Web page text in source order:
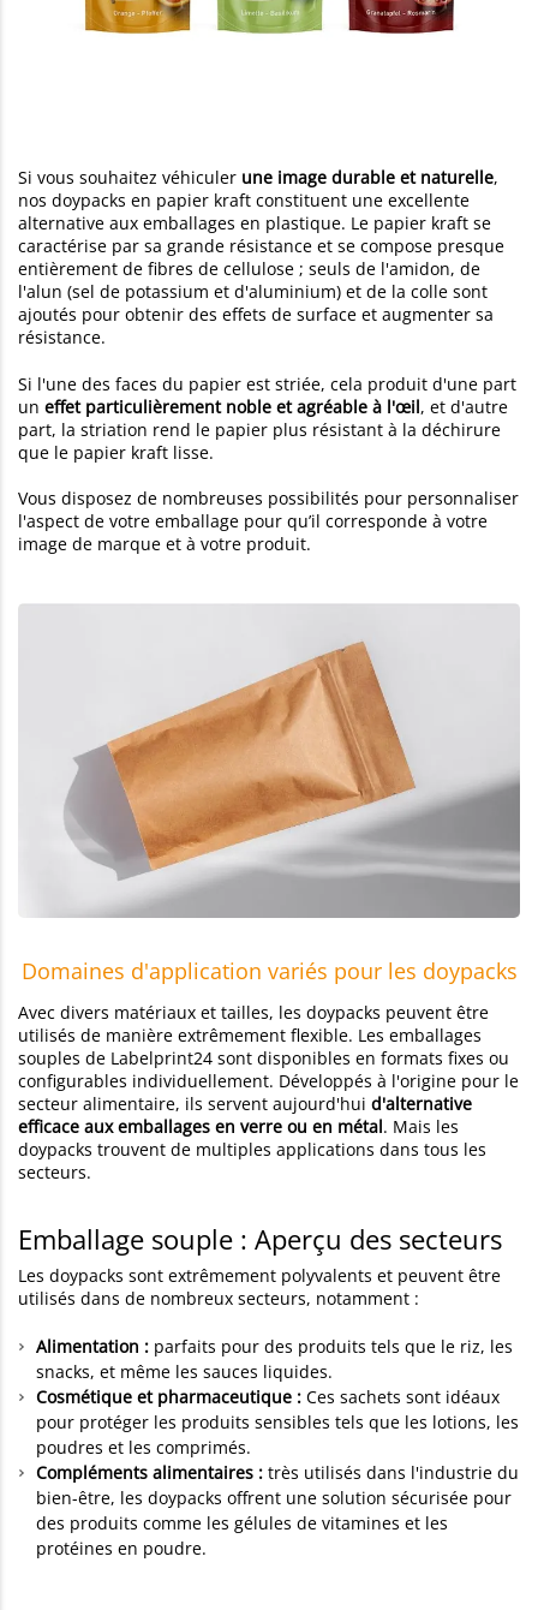
Si vous souhaitez véhiculer une image durable et naturelle,
nos doypacks en papier kraft constituent une excellente
alternative aux emballages en plastique. Le papier kraft se
caractérise par sa grande résistance et se compose presque
entièrement de fibres de cellulose ; seuls de l'amidon, de
l'alun (sel de potassium et d'aluminium) et de la colle sont
ajoutés pour obtenir des effets de surface et augmenter sa
résistance.
Si l'une des faces du papier est striée, cela produit d'une part
un effet particulièrement noble et agréable à l'œil, et d'autre
part, la striation rend le papier plus résistant à la déchirure
que le papier kraft lisse.
Vous disposez de nombreuses possibilités pour personnaliser
l'aspect de votre emballage pour qu’il corresponde à votre
image de marque et à votre produit.
Domaines d'application variés pour les doypacks
Avec divers matériaux et tailles, les doypacks peuvent être
utilisés de manière extrêmement flexible. Les emballages
souples de Labelprint24 sont disponibles en formats fixes ou
configurables individuellement. Développés à l'origine pour le
secteur alimentaire, ils servent aujourd'hui d'alternative
efficace aux emballages en verre ou en métal. Mais les
doypacks trouvent de multiples applications dans tous les
secteurs.
Emballage souple : Aperçu des secteurs
Les doypacks sont extrêmement polyvalents et peuvent être
utilisés dans de nombreux secteurs, notamment :
Alimentation : parfaits pour des produits tels que le riz, les
snacks, et même les sauces liquides.
Cosmétique et pharmaceutique : Ces sachets sont idéaux
pour protéger les produits sensibles tels que les lotions, les
poudres et les comprimés.
Compléments alimentaires : très utilisés dans l'industrie du
bien-être, les doypacks offrent une solution sécurisée pour
des produits comme les gélules de vitamines et les
protéines en poudre.